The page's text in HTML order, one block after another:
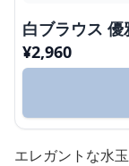
白ブラウス
¥2,960
エレガントな水